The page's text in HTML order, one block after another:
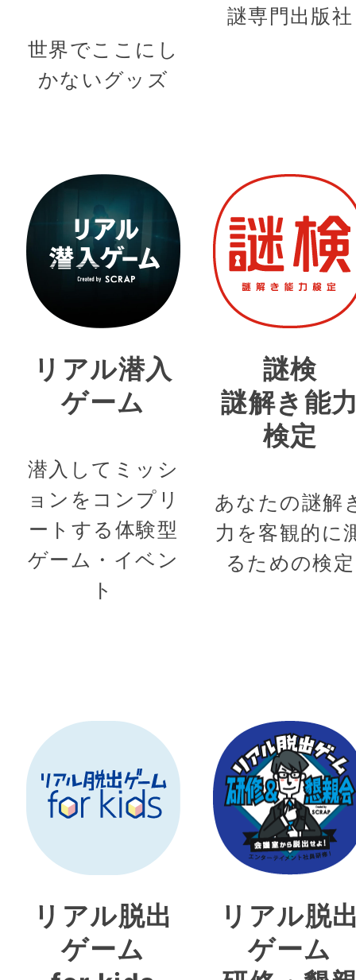
世界でここにし
かないグッズ
謎専門出版社
リアル潜入
ゲーム
潜入してミッシ
ョンをコンプリ
ートする体験型
ゲーム・イベン
ト
謎検
謎解き能
検定
あなたの謎解
力を客観的に
るための検定
リアル脱出
ゲーム
リアル脱
ゲーム